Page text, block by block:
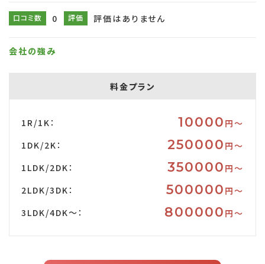
口コミ数 0 評価 評価はありません
会社の強み
料金プラン
1R/1K： 10000 円〜
1DK/2K：
250000 円〜
1LDK/2DK：
350000 円〜
2LDK/3DK：
500000 円〜
3LDK/4DK～：
800000 円〜